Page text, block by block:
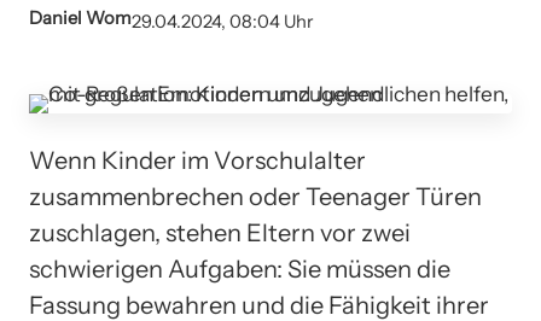
Daniel Wom29.04.2024, 08:04 Uhr
Wenn Kinder im Vorschulalter
zusammenbrechen oder Teenager Türen
zuschlagen, stehen Eltern vor zwei
schwierigen Aufgaben: Sie müssen die
Fassung bewahren und die Fähigkeit ihrer